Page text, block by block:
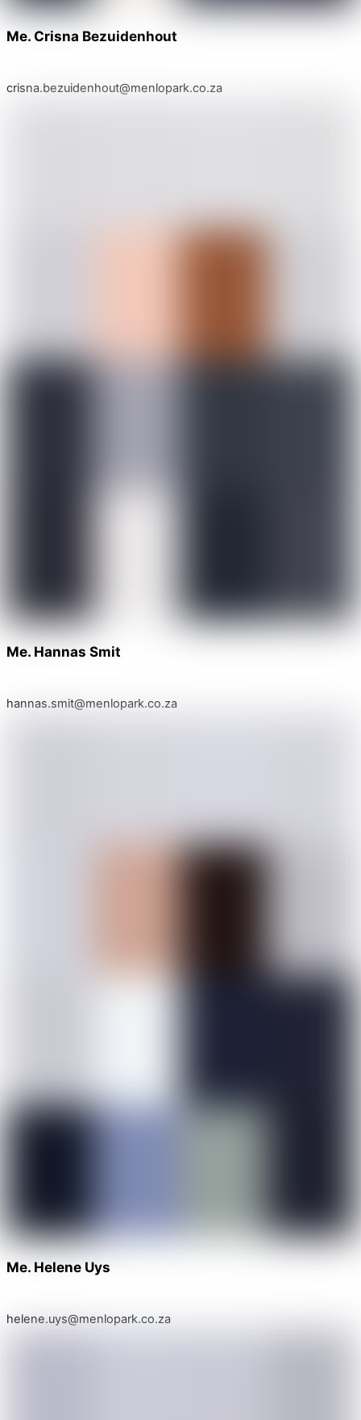
Me. Crisna Bezuidenhout
crisna.bezuidenhout@menlopark.co.za
Me. Hannas Smit
hannas.smit@menlopark.co.za
Me. Helene Uys
helene.uys@menlopark.co.za